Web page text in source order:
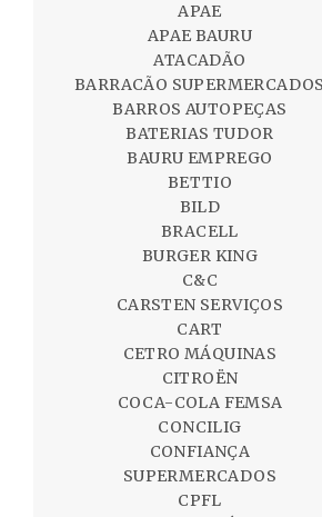
APAE
APAE BAURU
ATACADÃO
BARRACÃO SUPERMERCADOS
BARROS AUTOPEÇAS
BATERIAS TUDOR
BAURU EMPREGO
BETTIO
BILD
BRACELL
BURGER KING
C&C
CARSTEN SERVIÇOS
CART
CETRO MÁQUINAS
CITROËN
COCA-COLA FEMSA
CONCILIG
CONFIANÇA
SUPERMERCADOS
CPFL